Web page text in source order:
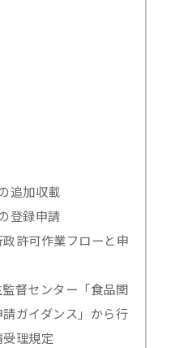
追加収載
登録申請
許可作業フローと申
監督センター「食品関
ガイダンス」から行
理規定